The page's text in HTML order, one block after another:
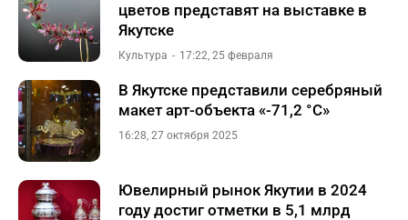
цветов представят на выставке в
Якутске
Культура 17:22, 25 февраля
В Якутске представили серебряный
макет арт-объекта «-71,2 °C»
16:28, 27 октября 2025
Ювелирный рынок Якутии в 2024
году достиг отметки в 5,1 млрд